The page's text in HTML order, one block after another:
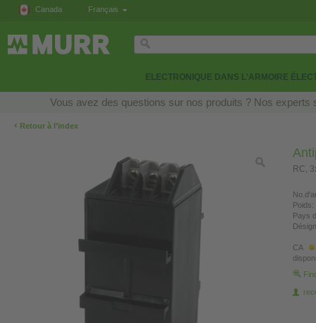
Canada Français
ELECTRONIQUE DANS L'ARMOIRE
Vous avez des questions sur nos produits ? Nos
‹ Retour à l’index
RC,
Poids:
Pays
CA